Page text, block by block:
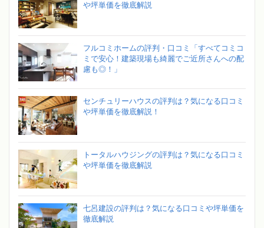
や坪単価を徹底解説
フルコミホームの評判・口コミ「すべてコミコ
ミで安心！建築現場も綺麗でご近所さんへの配
慮も◎！」
センチュリーハウスの評判は？気になる口コミ
や坪単価を徹底解説！
トータルハウジングの評判は？気になる口コミ
や坪単価を徹底解説
七呂建設の評判は？気になる口コミや坪単価を
徹底解説